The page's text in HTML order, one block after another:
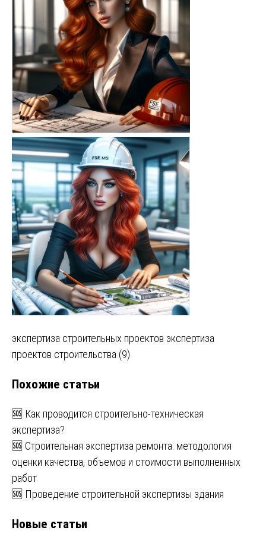
Навигация
по
записям
экспертиза строительных проектов экспертиза
проектов строительства (9)
Похожие статьи
🆘 Как проводится строительно-техническая
экспертиза?
🆘 Строительная экспертиза ремонта: методология
оценки качества, объемов и стоимости выполненных
работ
🆘 Проведение строительной экспертизы здания
Новые статьи